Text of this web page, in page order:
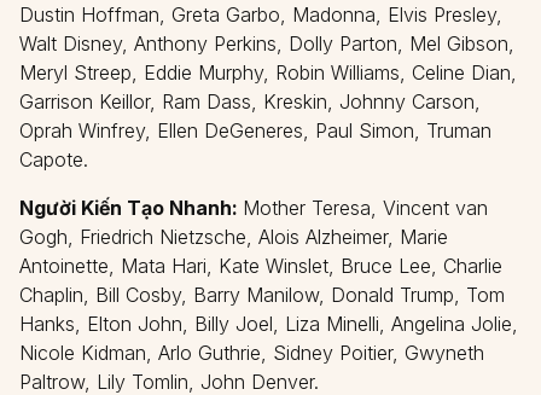
Dustin Hoffman, Greta Garbo, Madonna, Elvis Presley,
Walt Disney, Anthony Perkins, Dolly Parton, Mel Gibson,
Meryl Streep, Eddie Murphy, Robin Williams, Celine Dian,
Garrison Keillor, Ram Dass, Kreskin, Johnny Carson,
Oprah Winfrey, Ellen DeGeneres, Paul Simon, Truman
Capote.
Người Kiến Tạo Nhanh: Mother Teresa, Vincent van
Gogh, Friedrich Nietzsche, Alois Alzheimer, Marie
Antoinette, Mata Hari, Kate Winslet, Bruce Lee, Charlie
Chaplin, Bill Cosby, Barry Manilow, Donald Trump, Tom
Hanks, Elton John, Billy Joel, Liza Minelli, Angelina Jolie,
Nicole Kidman, Arlo Guthrie, Sidney Poitier, Gwyneth
Paltrow, Lily Tomlin, John Denver.